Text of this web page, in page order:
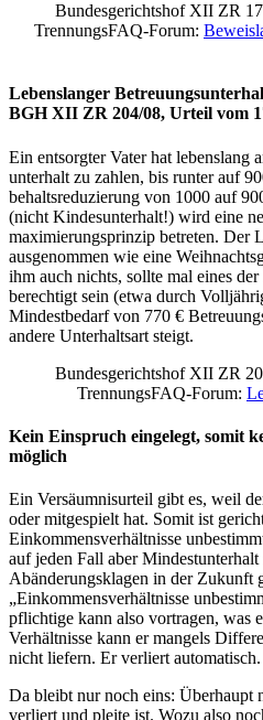
Bundes­gerichts­hof XII ZR
TrennungsFAQ-Forum:
Lebenslanger
BGH XII ZR 204/08, Urteil vom
Ein entsorgter Vater hat lebenslang
unterhalt zu zahlen, bis runter auf
behalts­reduzierung von 1000 auf
(nicht Kindes­unterhalt!) wird eine
maximierungs­prinzip betreten. Der
ausgenommen wie eine
ihm auch nichts, sollte mal eines
berechtigt sein (etwa durch
Mindestbedarf von 770 €
andere Unterhaltsart steigt.
Bundes­gerichts­hof XII ZR
TrennungsFAQ-Forum:
Kein Einspruch eingelegt, somit
möglich
Ein Versäumnis­urteil gibt es, weil
oder mitgespielt hat. Somit ist
Einkommens­ver­hältnisse
auf jeden Fall aber
Abänderungs­klagen in der Zukunft
„Einkommens­ver­hältnisse
pflichtige kann also vortragen, was
Verhältnisse kann er mangels
nicht liefern. Er verliert automatisch.
Da bleibt nur noch eins: Überhaupt
verliert und pleite ist. Wozu also